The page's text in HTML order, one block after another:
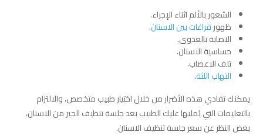
الشعور بالألم اثناء الإجراء.
ظهورفراغات بين الاسنان.
الاصابة بالعدوى.
حساسية الاسنان.
تلف الاعصاب.
التهاب اللثة.
يمكنك تفادي هذه الأضرار من خلال اختيار طبيب متخصص، والالتزام
بالتعليمات التي يُمليها عليك الطبيب بعد جلسة تنظيف الجير من الاسنان،
بغض النظر عن سعر جلسة تنظيف الاسنان.